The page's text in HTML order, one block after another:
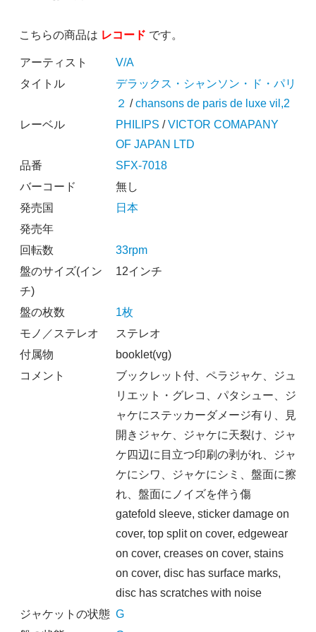
こちらの商品は レコード です。
アーティスト
V/A
タイトル
デラックス・シャンソン・ド・パリ
２ /chansons de paris de luxe vil,2
レーベル
PHILIPS /VICTOR COMAPANY
OF JAPAN LTD
品番
SFX-7018
バーコード
無し
発売国
日本
発売年
回転数
33rpm
盤のサイズ(イン
チ)
12インチ
盤の枚数
1枚
モノ／ステレオ
ステレオ
付属物
booklet(vg)
コメント
ブックレット付、ペラジャケ、ジュ
リエット・グレコ、パタシュー、ジ
ャケにステッカーダメージ有り、見
開きジャケ、ジャケに天裂け、ジャ
ケ四辺に目立つ印刷の剥がれ、ジャ
ケにシワ、ジャケにシミ、盤面に擦
れ、盤面にノイズを伴う傷
gatefold sleeve, sticker damage on
cover, top split on cover, edgewear
on cover, creases on cover, stains
on cover, disc has surface marks,
disc has scratches with noise
ジャケットの状態 G